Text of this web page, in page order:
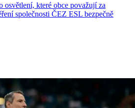
osvětlení, které obce považují za
společnosti ČEZ ESL bezpečně